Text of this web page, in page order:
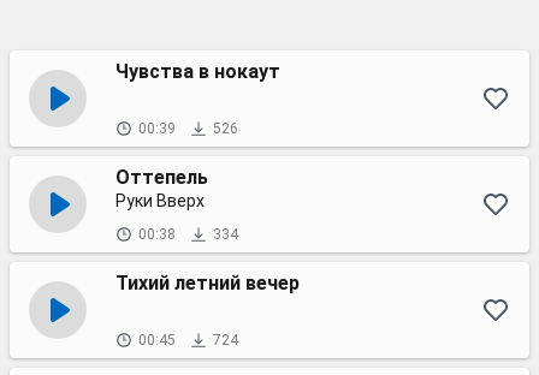
Чувства в нокаут
00:39 526
Оттепель
Руки Вверх
00:38 334
Тихий летний вечер
00:45 724